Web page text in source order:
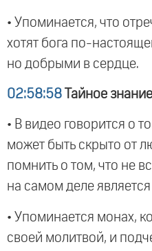
• Упоминается, что
хотят бога по-
но добрыми в сердце.
02:58:58 Тайное
• В видео говорится о
может быть скрыто от
помнить о том, что не
на самом деле
• Упоминается монах,
своей молитвой, и